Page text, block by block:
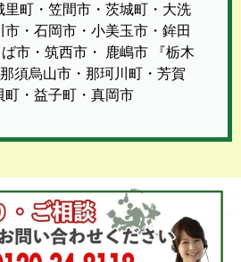
里町・笠間市・茨城町・大洗
・石岡市・小美玉市・鉾田
市・筑西市・ 鹿嶋市 『栃木
須烏山市・那珂川町・芳賀
町・益子町・真岡市